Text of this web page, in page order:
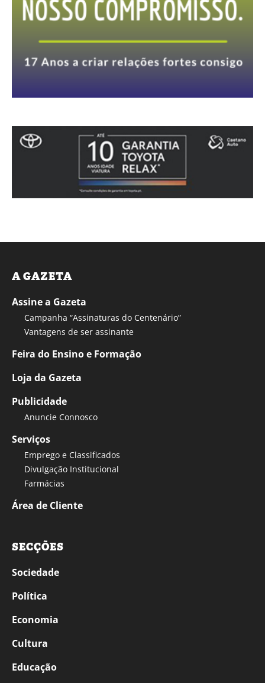
A GAZETA
Assine a Gazeta
Campanha “Assinaturas do Centenário”
Vantagens de ser assinante
Feira do Ensino e Formação
Loja da Gazeta
Publicidade
Anuncie Connosco
Serviços
Emprego e Classificados
Divulgação Institucional
Farmácias
Área de Cliente
SECÇÕES
Sociedade
Política
Economia
Cultura
Educação